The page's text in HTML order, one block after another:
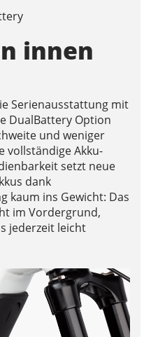
innen
Serienausstattung mit
DualBattery Option
und weniger
vollständige Akku-
setzt neue
dank
kaum ins Gewicht: Das
im Vordergrund,
jederzeit leicht